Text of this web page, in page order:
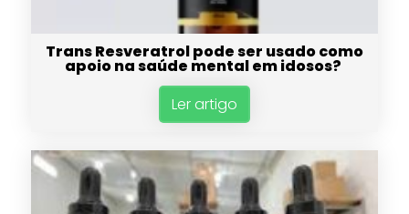
Trans Resveratrol pode ser usado como
apoio na saúde mental em idosos?
Ler artigo